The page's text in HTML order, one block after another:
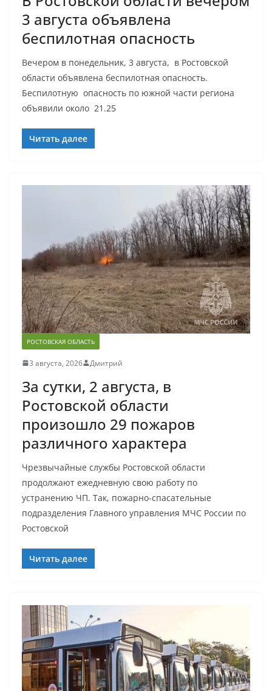
3 августа объявлена
беспилотная опасность
Вечером в понедельник, 3 августа, в Ростовской
области объявлена беспилотная опасность.
Беспилотную опасность по южной части региона
объявили около 21.25
Читать далее
РОСТОВСКАЯ ОБЛАСТЬ
3 августа, 2026 Дмитрий
За сутки, 2 августа, в
Ростовской области
произошло 29 пожаров
различного характера
Чрезвычайные службы Ростовской области
продолжают ежедневную свою работу по
устранению ЧП. Так, пожарно-спасательные
подразделения Главного управления МЧС России по
Ростовской
Читать далее